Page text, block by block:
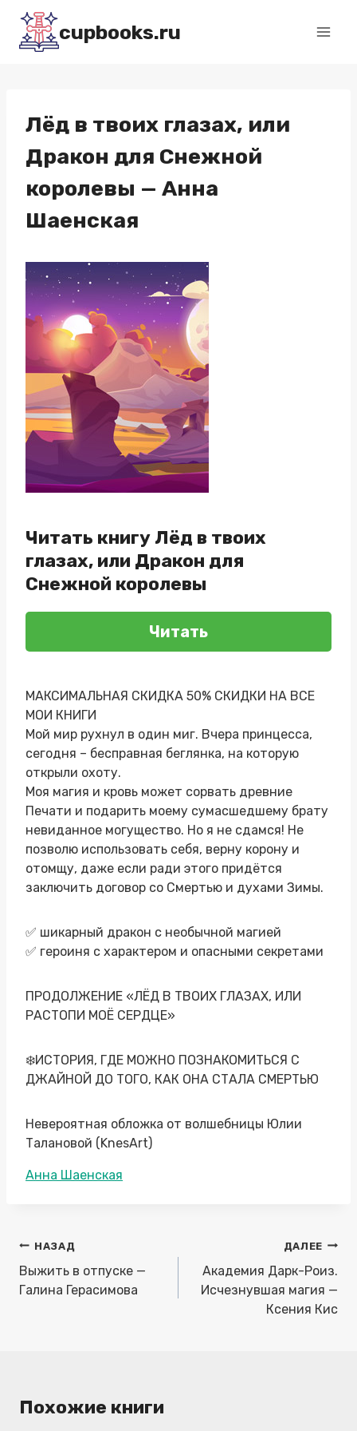
Перейти
содержимому
cupbooks.ru
Лёд в твоих глазах, или
Дракон для Снежной
королевы — Анна
Шаенская
Читать книгу Лёд в твоих
глазах, или Дракон для
Снежной королевы
Читать
МАКСИМАЛЬНАЯ СКИДКА 50% СКИДКИ НА ВСЕ
МОИ КНИГИ
Мой мир рухнул в один миг. Вчера принцесса,
сегодня – бесправная беглянка, на которую
открыли охоту.
Моя магия и кровь может сорвать древние
Печати и подарить моему сумасшедшему брату
невиданное могущество. Но я не сдамся! Не
позволю использовать себя, верну корону и
отомщу, даже если ради этого придётся
заключить договор со Смертью и духами Зимы.
✅ шикарный дракон с необычной магией
✅ героиня с характером и опасными секретами
ПРОДОЛЖЕНИЕ «ЛЁД В ТВОИХ ГЛАЗАХ, ИЛИ
РАСТОПИ МОЁ СЕРДЦЕ»
❄️ИСТОРИЯ, ГДЕ МОЖНО ПОЗНАКОМИТЬСЯ С
ДЖАЙНОЙ ДО ТОГО, КАК ОНА СТАЛА СМЕРТЬЮ
Невероятная обложка от волшебницы Юлии
Талановой (KnesArt)
Метки
Анна Шаенская
Навигация
по
записям
НАЗАД
Выжить в отпуске —
Галина Герасимова
ДАЛЕЕ
Академия Дарк-Роиз.
Исчезнувшая магия —
Ксения Кис
Похожие книги